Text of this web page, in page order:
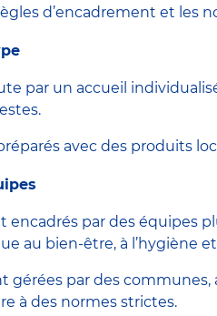
d’encadrement et les
par un accueil
avec des produits
encadrés par des équipes
au bien-être, à l’hygiène
gérées par des
à des normes strictes.